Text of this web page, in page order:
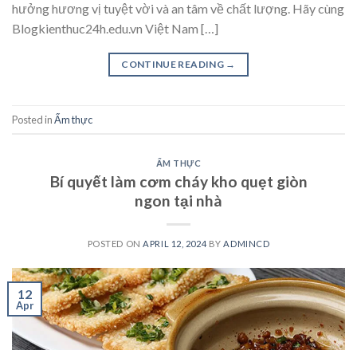
hưởng hương vị tuyệt vời và an tâm về chất lượng. Hãy cùng
Blogkienthuc24h.edu.vn Việt Nam […]
CONTINUE READING →
Posted inẨm thực
ẨM THỰC
Bí quyết làm cơm cháy kho quẹt giòn
ngon tại nhà
POSTED ONAPRIL 12, 2024 BYADMINCD
12
Apr